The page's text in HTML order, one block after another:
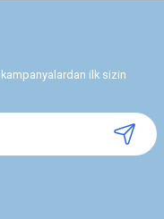
ilk sizin